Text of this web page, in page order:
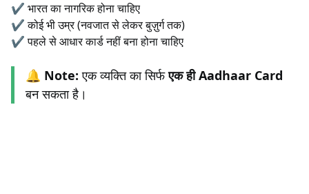
✔ भारत का नागरिक होना चाहिए
✔ कोई भी उम्र (नवजात से लेकर बुज़ुर्ग तक)
✔ पहले से आधार कार्ड नहीं बना होना चाहिए
🔔 Note: एक व्यक्ति का सिर्फएक ही Aadhaar Card
बन सकता है।